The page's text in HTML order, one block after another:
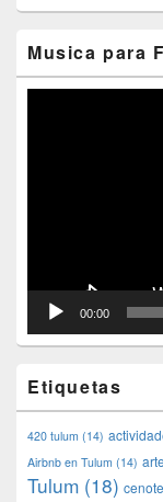
Musica para
00:00
Etiquetas
420 tulum (14)
Airbnb en Tulum (14)
Tulum (18)